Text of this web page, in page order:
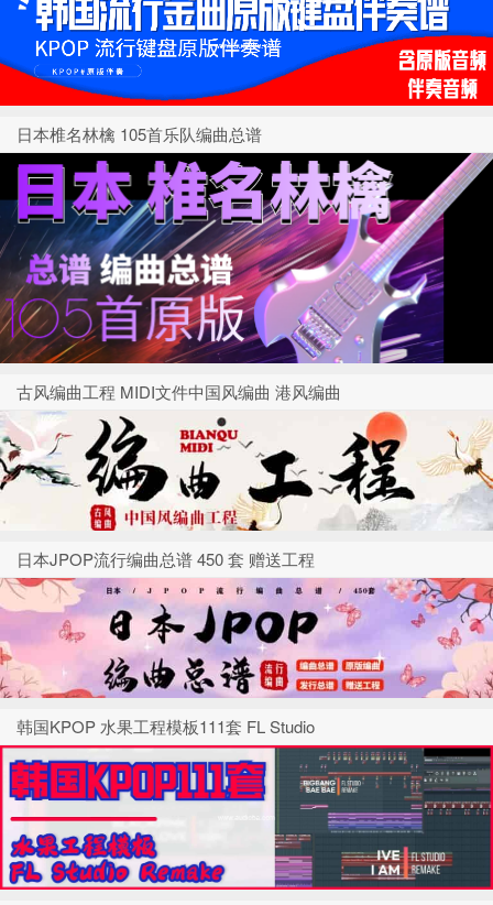
日本椎名林檎 105首乐队编曲总谱
古风编曲工程 MIDI文件中国风编曲 港风编曲
日本JPOP流行编曲总谱 450 套 赠送工程
韩国KPOP 水果工程模板111套 FL Studio